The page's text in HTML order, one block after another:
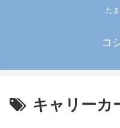
た
コ
キャリーカ